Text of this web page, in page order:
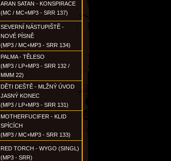
ARAN SATAN - KONSPIRACE
(MC / MC+MP3 - SRR 137)
SEVERNÍ NÁSTUPIŠTĚ -
NOVÉ PÍSNĚ
(MP3 / MC+MP3 - SRR 134)
PALMA - TĚLESO
(MP3 / LP+MP3 - SRR 132 /
MMM 22)
DĚTI DEŠTĚ - MLŽNÝ ÚVOD
JASNÝ KONEC
(MP3 / LP+MP3 - SRR 131)
MOTHERFUCIFER - KLID
SPÍCÍCH
(MP3 / MC+MP3 - SRR 133)
RED TORCH - WYGO (SINGL)
(MP3 - SRR)